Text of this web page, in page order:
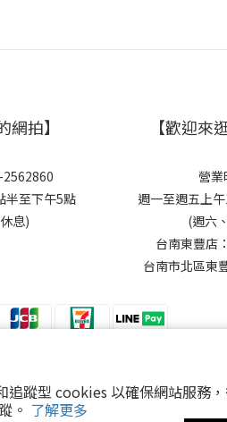
蹤型 cookies 以確保網站服務
。 了解更多
網拍】
半至下午5點
息)
【歡迎來
營業
週一至週五上
(週六
台南東豐店
台南市北區東
文